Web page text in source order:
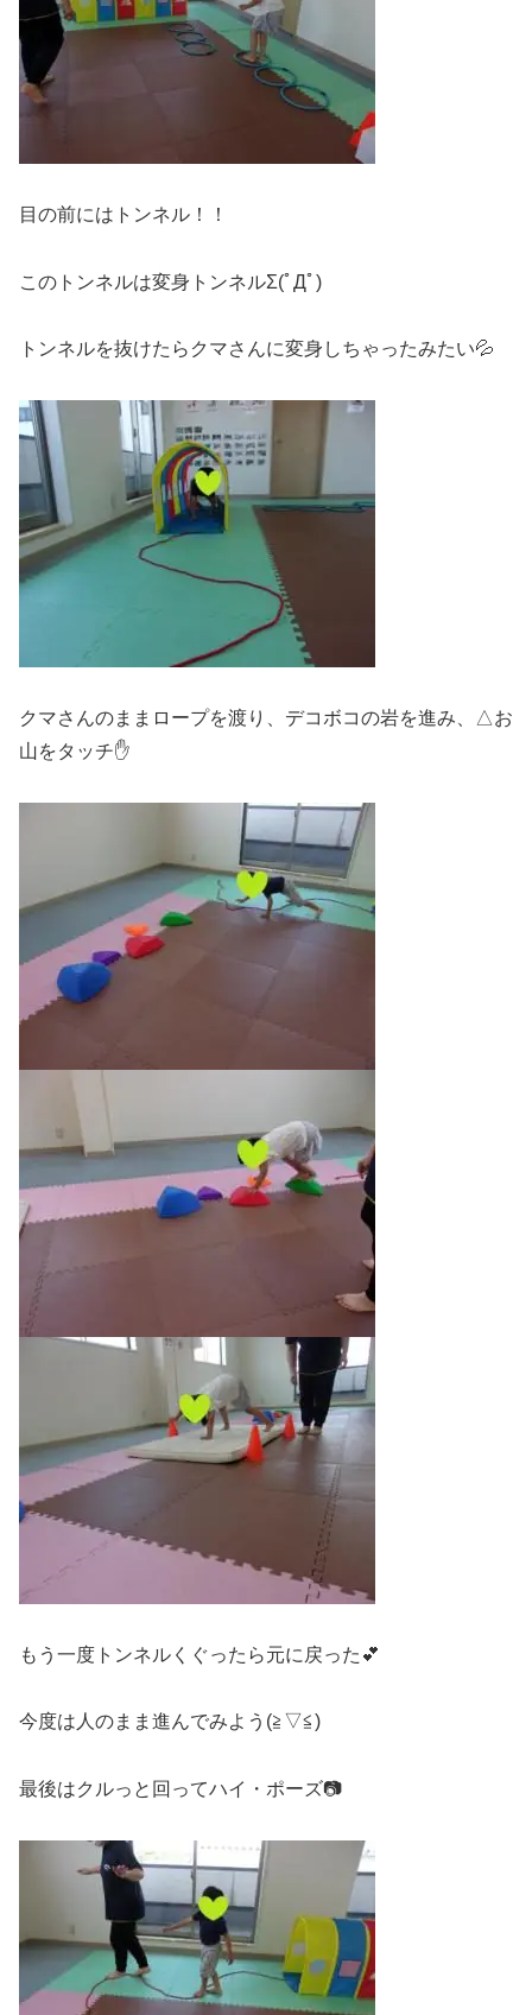
目の前にはトンネル！！
このトンネルは変身トンネルΣ(ﾟДﾟ)
トンネルを抜けたらクマさんに変身しちゃったみたい💦
クマさんのままロープを渡り、デコボコの岩を進み、△お
山をタッチ✋
もう一度トンネルくぐったら元に戻った💕
今度は人のまま進んでみよう(≧▽≦)
最後はクルっと回ってハイ・ポーズ📷